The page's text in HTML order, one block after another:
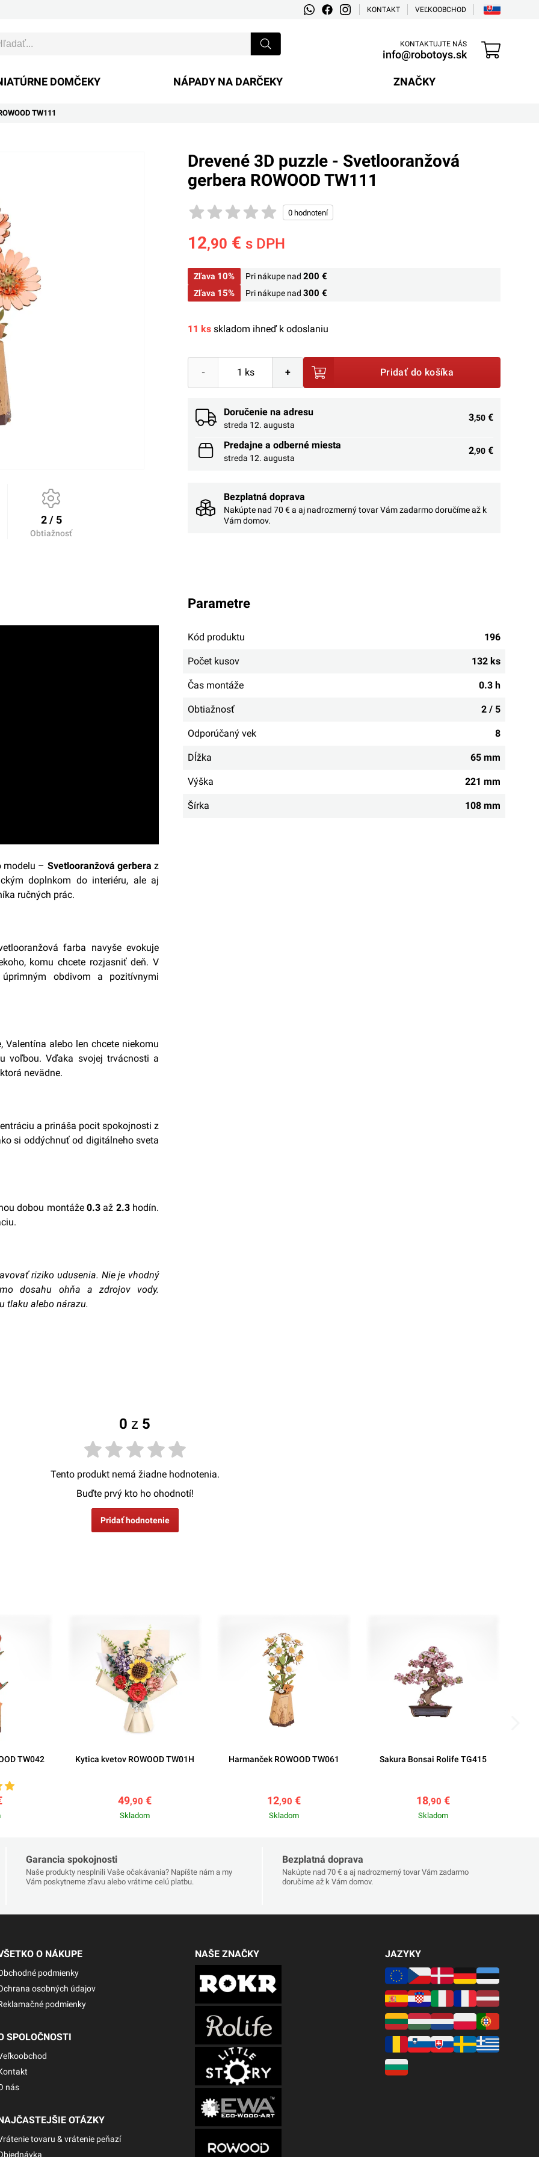
KONTAKT VEĽKOOBCHOD
KONTAKTUJTE NÁS
info@robotoys.sk
TW111
DOMČEKY NÁPADY NA DARČEKY ZNAČKY
2 / 5
Obtiažnosť
Drevené 3D puzzle - Svetlooranžová
gerbera ROWOOD TW111
12,90 € s DPH
Zľava 10% Pri nákupe nad 200 €
Zľava 15% Pri nákupe nad 300 €
11 ks skladom ihneď k odoslaniu
- + Pridať do košíka
Doručenie na adresu
streda 12. augusta
3,50 €
Predajne a odberné miesta
streda 12. augusta
2,90 €
Bezplatná doprava
Nakúpte nad 70 € a aj nadrozmerný tovar Vám zadarmo doručíme až k
Vám domov.
modelu – Svetlooranžová gerbera z
doplnkom do interiéru, ale aj
ručných prác.
farba navyše evokuje
komu chcete rozjasniť deň. V
obdivom a pozitívnymi
Valentína alebo len chcete niekomu
voľbou. Vďaka svojej trvácnosti a
nevädne.
a prináša pocit spokojnosti z
si oddýchnuť od digitálneho sveta
dobou montáže 0.3až 2.3hodín.
riziko udusenia. Nie je vhodný
dosahu ohňa a zdrojov vody.
tlaku alebo nárazu.
parametre
Kód produktu 196
Počet kusov 132 ks
Čas montáže 0.3 h
Obtiažnosť 2 / 5
Odporúčaný vek 8
Dĺžka 65 mm
Výška 221 mm
Šírka 108 mm
0 z 5
Tento produkt nemá žiadne hodnotenia.
Buďte prvý kto ho ohodnotí!
Pridať hodnotenie
TW042 Kytica kvetov ROWOOD TW01H
49,90 €
Skladom
Harmanček ROWOOD TW061
12,90 €
Skladom
Sakura Bonsai Rolife TG415
18,90 €
Skladom
Garancia spokojnosti
Naše produkty nesplnili Vaše očakávania? Napíšte nám a my
Vám poskytneme zľavu alebo vrátime celú platbu.
Bezplatná doprava
Nakúpte nad 70 € a aj nadrozmerný tovar Vám zadarmo
doručíme až k Vám domov.
O NÁKUPE
podmienky
osobných údajov
podmienky
SPOLOČNOSTI
nás
OTÁZKY
tovaru & vrátenie peňazí
NAŠE ZNAČKY JAZYKY